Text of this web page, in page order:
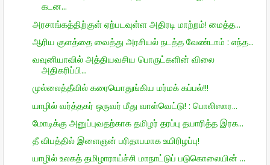
கடன...
அரசாங்கத்திற்குள் ஏற்படவுள்ள அதிரடி மாற்றம்! மைத்த...
ஆரிய குளத்தை வைத்து அரசியல் நடத்த வேண்டாம் : எந்த...
வவுனியாவில் அத்தியவசிய பொருட்களின் விலை
அதிகரிப்பி...
முல்லைத்தீவில் கரையொதுங்கிய மர்மக் கப்பல்!!!
யாழில் வர்த்தகர் ஒருவர் மீது வாள்வெட்டு! : பொலிஸார...
மோடிக்கு அனுப்புவதற்காக தமிழர் தரப்பு தயாரித்த இரக...
தீ விபத்தில் இளைஞன் பரிதாபமாக உயிரிழப்பு!
யாழில் உலகத் தமிழாராய்ச்சி மாநாட்டுப் படுகொலையின் ...